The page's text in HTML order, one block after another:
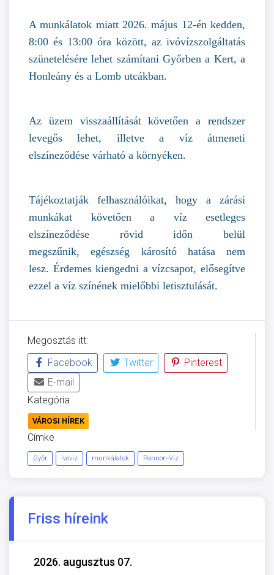
A munkálatok miatt 2026. május 12-én kedden,
8:00 és 13:00 óra között, az ivóvízszolgáltatás
szünetelésére lehet számítani Győrben a Kert, a
Honleány és a Lomb utcákban.
Az üzem visszaállítását követően a rendszer
levegős lehet, illetve a víz átmeneti
elszíneződése várható a környéken.
Tájékoztatják felhasználóikat, hogy a zárási
munkákat követően a víz esetleges
elszíneződése rövid időn belül
megszűnik, egészség károsító hatása nem
lesz. Érdemes kiengedni a vízcsapot, elősegítve
ezzel a víz színének mielőbbi letisztulását.
Megosztás itt:
Facebook
Twitter
Pinterest
E-mail
Kategória
VÁROSI HÍREK
Címke
Győr ivóvíz munkálatok Pannon-Víz
Friss híreink
2026. augusztus 07.